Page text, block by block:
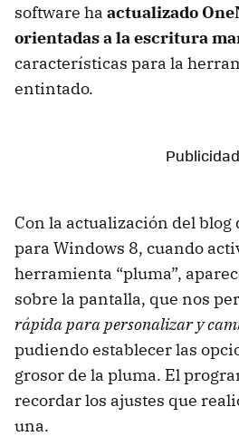
software ha actualizado
orientadas a la escritura
características para la
entintado.
Con la actualización del
para Windows 8, cuando
herramienta “pluma”,
sobre la pantalla, que nos
rápida para personalizar y
pudiendo establecer las
grosor de la pluma. El
recordar los ajustes que
una.